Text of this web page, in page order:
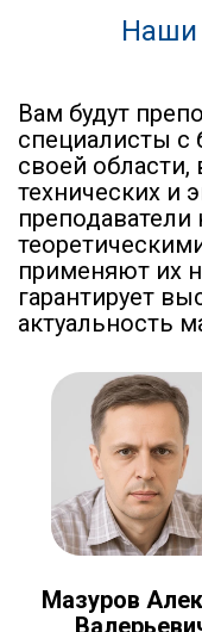
Наши
Вам будут
специалисты
своей
технических и
применяют их
гарантирует
актуальность
Мазуров